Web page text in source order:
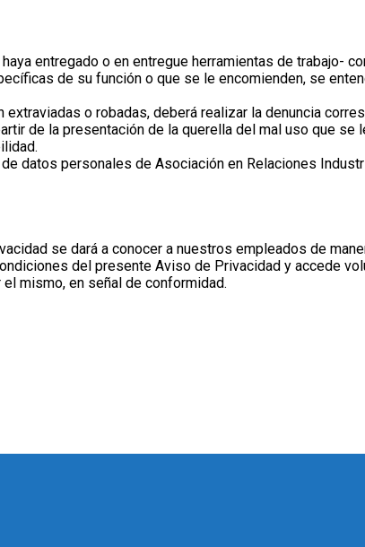
entregado o en entregue herramientas de trabajo-
de su función o que se le encomienden, se
o robadas, deberá realizar la denuncia
de la presentación de la querella del mal uso que
datos personales de Asociación en Relaciones
se dará a conocer a nuestros empleados de
del presente Aviso de Privacidad y accede
mismo, en señal de conformidad.